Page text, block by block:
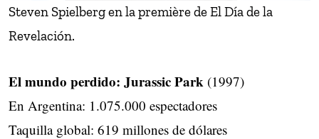
Steven Spielberg en la première de El Día de la
Revelación.
El mundo perdido: Jurassic Park (1997)
En Argentina: 1.075.000 espectadores
Taquilla global: 619 millones de dólares